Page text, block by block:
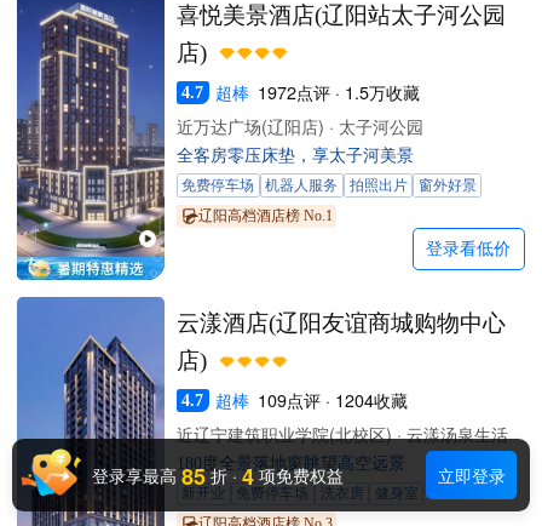
喜悦美景酒店(辽阳站太子河公园
店)
4.7 超棒 1972点评 · 1.5万收藏
近万达广场(辽阳店) · 太子河公园
全客房零压床垫，享太子河美景
免费停车场 机器人服务 拍照出片
窗外好景
辽阳高档酒店榜 No.1
登录看低价
云漾酒店(辽阳友谊商城购物中心
店)
4.7 超棒 109点评 · 1204收藏
近辽宁建筑职业学院(北校区) · 云漾汤泉生活
180度全景落地窗眺望高空远景
新开业 免费停车场 洗衣房
健身室
登录享最高 85 折 · 4 项免费权益 立即登录